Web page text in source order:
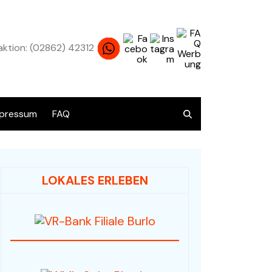
(02862) 42312
Übersicht alle Angebote
Audio / HiFi / Electronic
Bücher / Antiquariat
FAQ
LOKALES ERLEBEN